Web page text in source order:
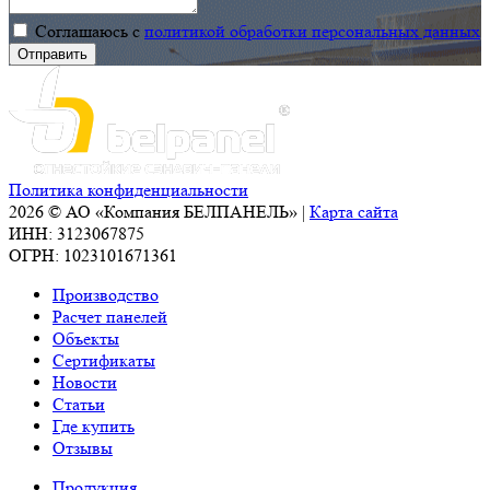
Соглашаюсь с политикой обработки персональных данных
Политика конфиденциальности
2026 © АО «Компания БЕЛПАНЕЛЬ» | Карта сайта
ИНН: 3123067875
ОГРН: 1023101671361
Производство
Расчет панелей
Объекты
Сертификаты
Новости
Статьи
Где купить
Отзывы